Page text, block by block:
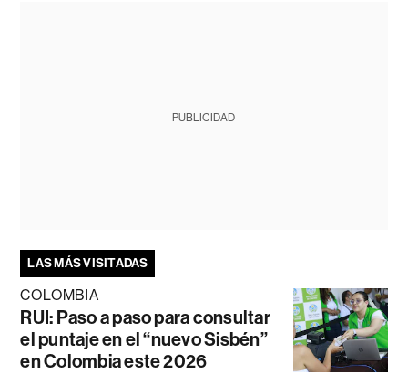
PUBLICIDAD
LAS MÁS VISITADAS
COLOMBIA
RUI: Paso a paso para consultar
el puntaje en el “nuevo Sisbén”
en Colombia este 2026